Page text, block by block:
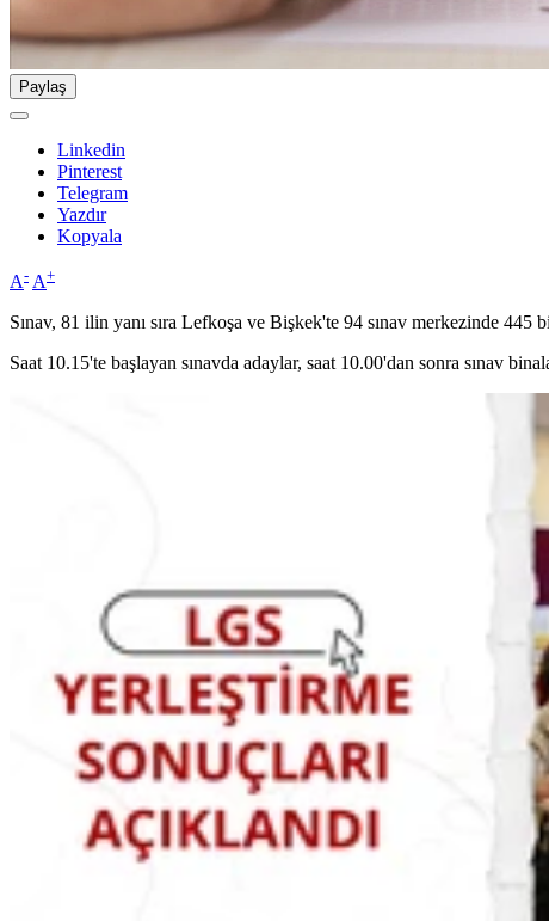
Paylaş
Linkedin
Pinterest
Telegram
Yazdır
Kopyala
A- A+
Sınav, 81 ilin yanı sıra Lefkoşa ve Bişkek'te 94 sınav merkezinde
Saat 10.15'te başlayan sınavda adaylar, saat 10.00'dan sonra sınav